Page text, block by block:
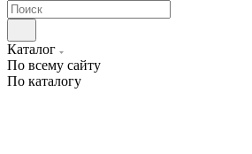
Каталог
По всему сайту
По каталогу